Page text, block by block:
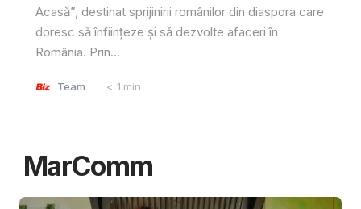
Acasă”, destinat sprijinirii românilor din diaspora care
doresc să înființeze și să dezvolte afaceri în
România. Prin...
Team < 1 min
MarComm